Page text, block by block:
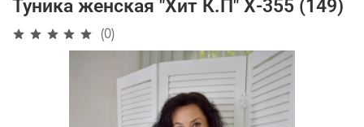
Туника женская "Хит К.П" Х-355 (149)
(0)